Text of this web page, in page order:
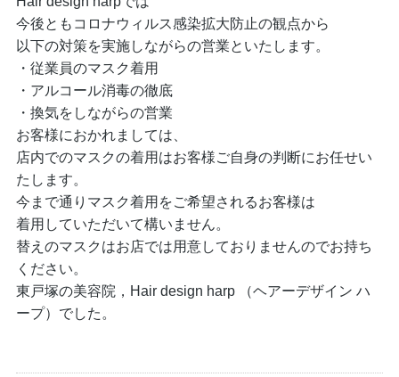
今後ともコロナウィルス感染拡大防止の観点から
以下の対策を実施しながらの営業といたします。
・従業員のマスク着用
・アルコール消毒の徹底
・換気をしながらの営業
お客様におかれましては、
店内でのマスクの着用はお客様ご自身の判断にお任せい
たします。
今まで通りマスク着用をご希望されるお客様は
着用していただいて構いません。
替えのマスクはお店では用意しておりませんのでお持ち
ください。
東戸塚の美容院，Hair design harp （ヘアーデザイン ハ
ープ）でした。